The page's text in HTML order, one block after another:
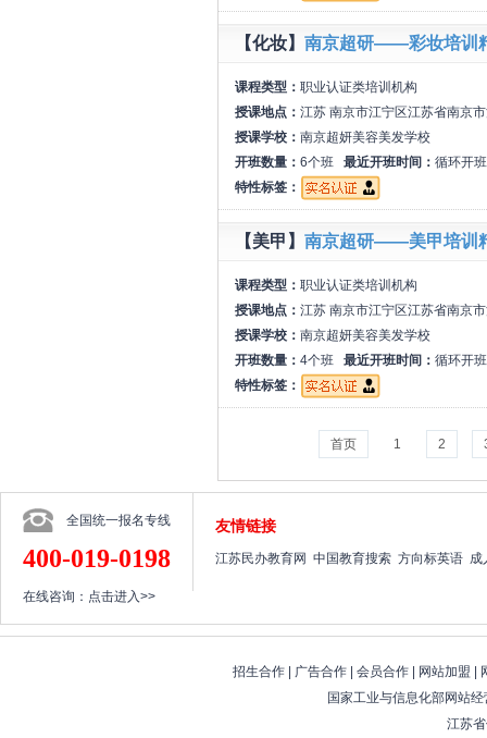
【化妆】 南京超研——彩妆培训
课程类型： 职业认证类培训机构
授课地点： 江苏 南京市江宁区江苏省南京
授课学校： 南京超妍美容美发学校
开班数量： 6个班 最近开班时间： 循环开班
特性标签：
【美甲】 南京超研——美甲培训
课程类型： 职业认证类培训机构
授课地点： 江苏 南京市江宁区江苏省南京
授课学校： 南京超妍美容美发学校
开班数量： 4个班 最近开班时间： 循环开班
特性标签：
首页 1 2
全国统一报名专线
400-019-0198
在线咨询： 点击进入>>
友情链接
江苏民办教育网 中国教育搜索 方向标英语 成
招生合作| 广告合作| 会员合作| 网站加盟 |
国家工业与信息化部网站
江苏